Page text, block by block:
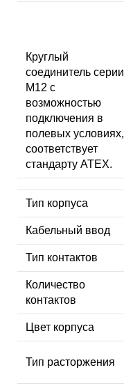
Круглый
соединитель серии
M12 с
возможностью
подключения в
полевых условиях,
соответствует
стандарту ATEX.
Тип корпуса
Кабельный ввод
Тип контактов
Количество
контактов
Цвет корпуса
Тип расторжения